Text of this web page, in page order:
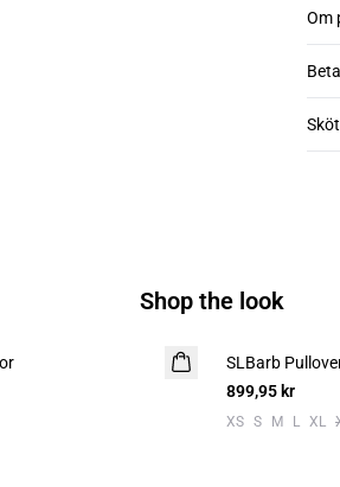
Om
Shop the look
SLBarb
899,95 kr
XS S M L XL